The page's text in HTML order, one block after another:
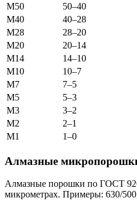
М50
50–40
М40
40–28
М28
28–20
М20
20–14
М14
14–10
М10
10–7
М7
7–5
М5
5–3
М3
3–2
М2
2–1
М1
1–0
Алмазные
Алмазные порошки по ГОСТ
микрометрах. Примеры: 630/